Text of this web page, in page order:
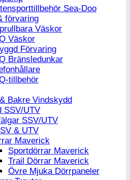
Sea-Doo
förvaring
Väskor
Väskor
Förvaring
Bränsledunkar
tillbehör
Bakre Vindskydd
SSV/UTV
SSV/UTV
& UTV
Maverick
Sportdörrar Maverick
Trail Dörrar Maverick
Övre Mjuka Dörrpaneler